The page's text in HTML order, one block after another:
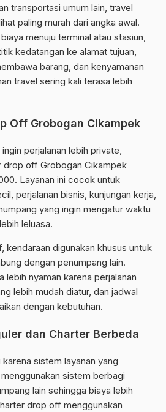
transportasi umum lain, travel
paling murah dari angka awal.
menuju terminal atau stasiun,
kedatangan ke alamat tujuan,
barang, dan kenyamanan
travel sering kali terasa lebih
Off Grobogan Cikampek
perjalanan lebih private,
drop off Grobogan Cikampek
Layanan ini cocok untuk
perjalanan bisnis, kunjungan kerja,
yang ingin mengatur waktu
leluasa.
kendaraan digunakan khusus untuk
dengan penumpang lain.
lebih nyaman karena perjalanan
lebih mudah diatur, dan jadwal
dengan kebutuhan.
dan Charter Berbeda
sistem layanan yang
sistem berbagi
lain sehingga biaya lebih
drop off menggunakan